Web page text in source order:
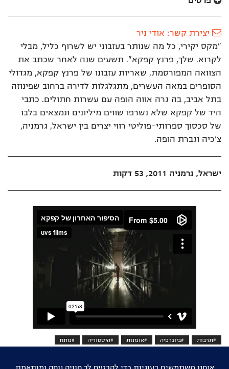
יצירת קשר: אודי ניר
"מקס יקירי, כל מה שנותר בעזבוני יש לשרוף כליל, מבלי
לקרוא. שלך, פרנץ קפקא". תשעים שנה לאחר שכתב את
הצוואה המפורסמת, שאריות עזבונו של פרנץ קפקא, מגדולי
הסופרים במאה העשרים, מתגלגלות לדירה ברחוב שפינוזה
בתל אביב, בה גרה אווה הופה עם עשרות חתולים. כתבי
היד של קפקא שלא נשרפו שווים מיליונים ונמצאים בלבו
של סכסוך ספרותי-פוליטי רווי יצרים בין ישראל, גרמניה,
צ'כיה וגברת הופה.
ישראל, גרמניה 2011, 53 דקות
#תרבות #ביוגרפיה #אומנות #היסטוריה #מתח